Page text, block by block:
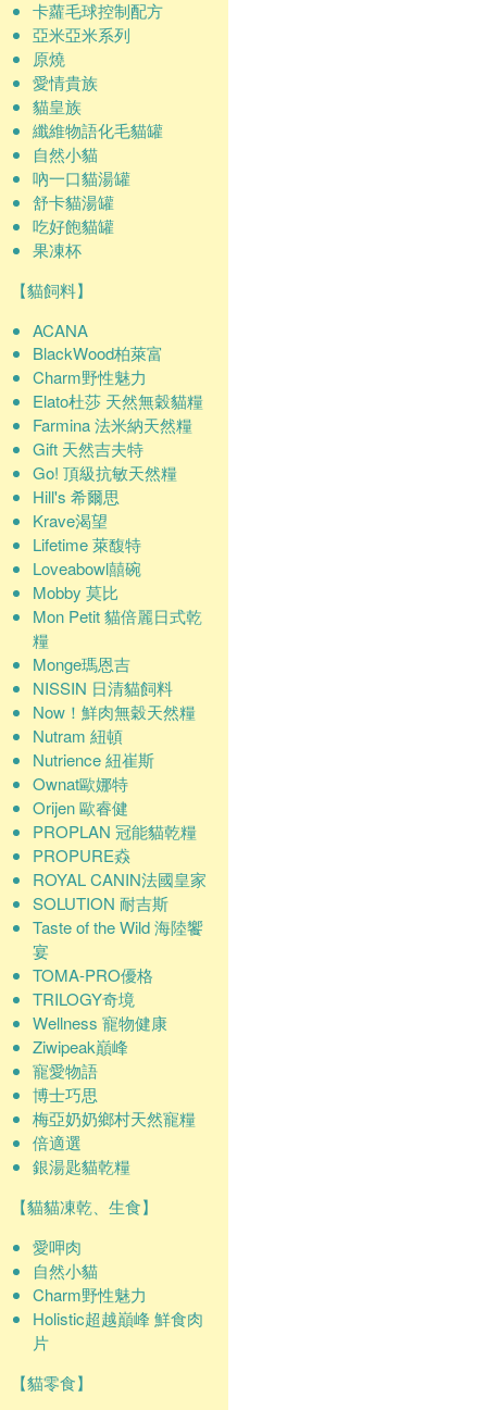
卡蘿毛球控制配方
亞米亞米系列
原燒
愛情貴族
貓皇族
纖維物語化毛貓罐
自然小貓
吶一口貓湯罐
舒卡貓湯罐
吃好飽貓罐
果凍杯
【貓飼料】
ACANA
BlackWood柏萊富
Charm野性魅力
Elato杜莎 天然無穀貓糧
Farmina 法米納天然糧
Gift 天然吉夫特
Go! 頂級抗敏天然糧
Hill's 希爾思
Krave渴望
Lifetime 萊馥特
Loveabowl囍碗
Mobby 莫比
Mon Petit 貓倍麗日式乾
糧
Monge瑪恩吉
NISSIN 日清貓飼料
Now！鮮肉無穀天然糧
Nutram 紐頓
Nutrience 紐崔斯
Ownat歐娜特
Orijen 歐睿健
PROPLAN 冠能貓乾糧
PROPURE猋
ROYAL CANIN法國皇家
SOLUTION 耐吉斯
Taste of the Wild 海陸饗
宴
TOMA-PRO優格
TRILOGY奇境
Wellness 寵物健康
Ziwipeak巔峰
寵愛物語
博士巧思
梅亞奶奶鄉村天然寵糧
倍適選
銀湯匙貓乾糧
【貓貓凍乾、生食】
愛呷肉
自然小貓
Charm野性魅力
Holistic超越巔峰 鮮食肉
片
【貓零食】